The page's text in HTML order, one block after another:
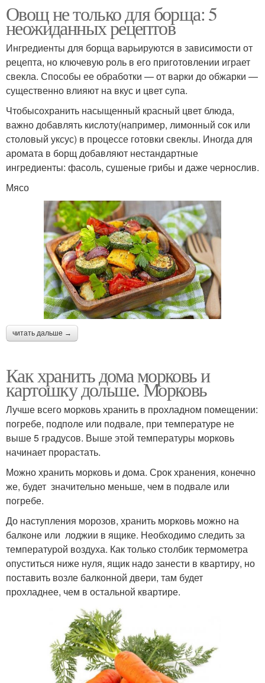
Овощ не только для борща: 5
неожиданных рецептов
Ингредиенты для борща варьируются в зависимости от
рецепта, но ключевую роль в его приготовлении играет
свекла. Способы ее обработки — от варки до обжарки —
существенно влияют на вкус и цвет супа.
Чтобысохранить насыщенный красный цвет блюда,
важно добавлять кислоту(например, лимонный сок или
столовый уксус) в процессе готовки свеклы. Иногда для
аромата в борщ добавляют нестандартные
ингредиенты: фасоль, сушеные грибы и даже чернослив.
Мясо
читать дальше →
Как хранить дома морковь и
картошку дольше. Морковь
Лучше всего морковь хранить в прохладном помещении:
погребе, подполе или подвале, при температуре не
выше 5 градусов. Выше этой температуры морковь
начинает прорастать.
Можно хранить морковь и дома. Срок хранения, конечно
же, будет значительно меньше, чем в подвале или
погребе.
До наступления морозов, хранить морковь можно на
балконе или лоджии в ящике. Необходимо следить за
температурой воздуха. Как только столбик термометра
опуститься ниже нуля, ящик надо занести в квартиру, но
поставить возле балконной двери, там будет
прохладнее, чем в остальной квартире.